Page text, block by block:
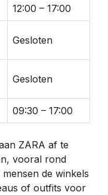
12:00 – 17:00
Gesloten
Gesloten
09:30 – 17:00
ZARA af te
vooral rond
de winkels
of outfits voor